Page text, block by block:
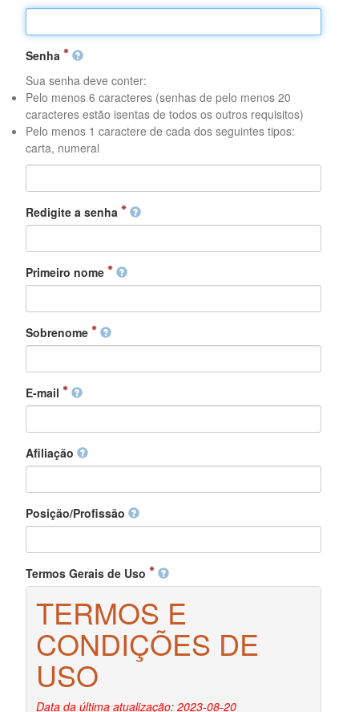
Senha
Sua senha deve conter:
Pelo menos 6 caracteres (senhas de pelo menos 20
caracteres estão isentas de todos os outros requisitos)
Pelo menos 1 caractere de cada dos seguintes tipos:
carta, numeral
Redigite a senha
Primeiro nome
Sobrenome
E-mail
Afiliação
Posição/Profissão
Termos Gerais de Uso
TERMOS E
CONDIÇÕES DE
USO
Data da última atualização: 2023-08-20